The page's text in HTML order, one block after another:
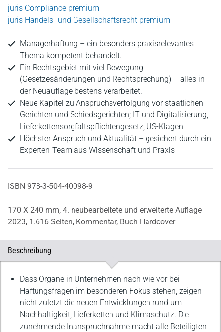
juris Compliance premium
juris Handels- und Gesellschaftsrecht premium
Managerhaftung – ein besonders praxisrelevantes
Thema kompetent behandelt.
Ein Rechtsgebiet mit viel Bewegung
(Gesetzesänderungen und Rechtsprechung) – alles in
der Neuauflage bestens verarbeitet.
Neue Kapitel zu Anspruchsverfolgung vor staatlichen
Gerichten und Schiedsgerichten; IT und Digitalisierung,
Lieferkettensorgfaltspflichtengesetz, US-Klagen
Höchster Anspruch und Aktualität – gesichert durch ein
Experten-Team aus Wissenschaft und Praxis
ISBN 978-3-504-40098-9
170 X 240 mm, 4. neubearbeitete und erweiterte Auflage
2023, 1.616 Seiten, Kommentar, Buch Hardcover
Beschreibung
Beschreibung
Dass Organe in Unternehmen nach wie vor bei
Haftungsfragen im besonderen Fokus stehen, zeigen
nicht zuletzt die neuen Entwicklungen rund um
Nachhaltigkeit, Lieferketten und Klimaschutz. Die
zunehmende Inanspruchnahme macht alle Beteiligten